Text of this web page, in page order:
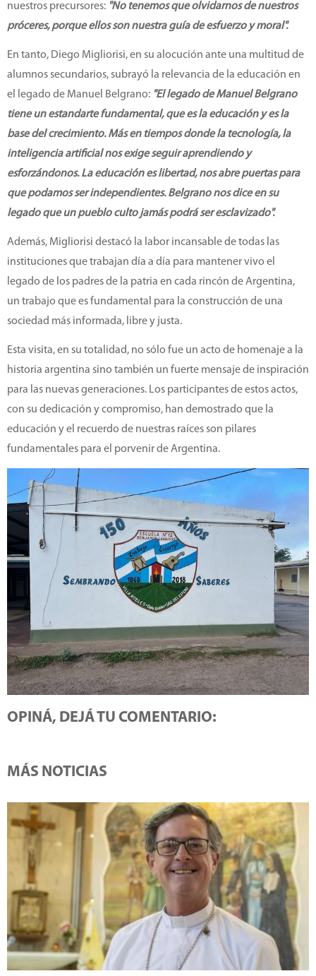
nuestros precursores: "No tenemos que olvidarnos de nuestros
próceres, porque ellos son nuestra guía de esfuerzo y moral".
En tanto, Diego Migliorisi, en su alocución ante una multitud de
alumnos secundarios, subrayó la relevancia de la educación en
el legado de Manuel Belgrano: "El legado de Manuel Belgrano
tiene un estandarte fundamental, que es la educación y es la
base del crecimiento. Más en tiempos donde la tecnología, la
inteligencia artificial nos exige seguir aprendiendo y
esforzándonos. La educación es libertad, nos abre puertas para
que podamos ser independientes. Belgrano nos dice en su
legado que un pueblo culto jamás podrá ser esclavizado".
Además, Migliorisi destacó la labor incansable de todas las
instituciones que trabajan día a día para mantener vivo el
legado de los padres de la patria en cada rincón de Argentina,
un trabajo que es fundamental para la construcción de una
sociedad más informada, libre y justa.
Esta visita, en su totalidad, no sólo fue un acto de homenaje a la
historia argentina sino también un fuerte mensaje de inspiración
para las nuevas generaciones. Los participantes de estos actos,
con su dedicación y compromiso, han demostrado que la
educación y el recuerdo de nuestras raíces son pilares
fundamentales para el porvenir de Argentina.
OPINÁ, DEJÁ TU COMENTARIO:
MÁS NOTICIAS